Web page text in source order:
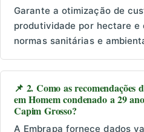
Garante a otimização de
produtividade por hectare e
normas sanitárias e
📌 2. Como as
em Homem condenado a 29
Capim Grosso?
A Embrapa fornece dados